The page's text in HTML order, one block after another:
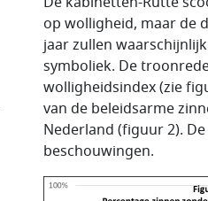
op wolligheid, maar de
jaar zullen
symboliek. De
wolligheidsindex (zie
van de beleidsarme
Nederland (figuur 2).
beschouwingen.